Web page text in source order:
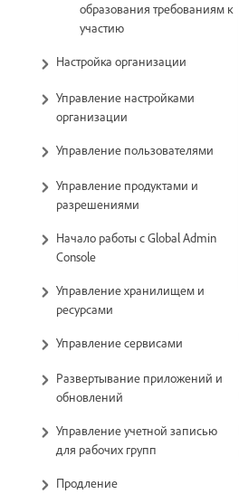
образования требованиям к
участию
Настройка организации
Управление настройками
организации
Управление пользователями
Управление продуктами и
разрешениями
Начало работы с Global Admin
Console
Управление хранилищем и
ресурсами
Управление сервисами
Развертывание приложений и
обновлений
Управление учетной записью
для рабочих групп
Продление